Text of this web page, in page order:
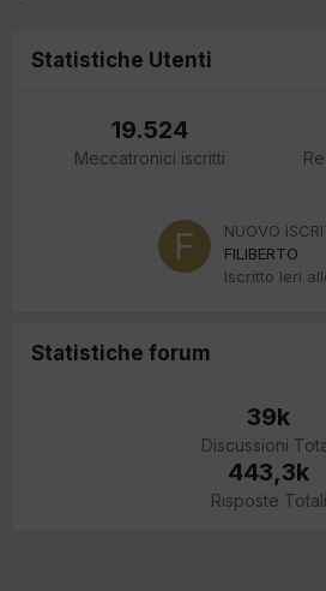
Statistiche Utenti
19.524
Meccatronici iscritti
NUOVO
FILIBERTO
Iscritto Ieri
Statistiche forum
39k
Discussioni
443,3k
Risposte Totali